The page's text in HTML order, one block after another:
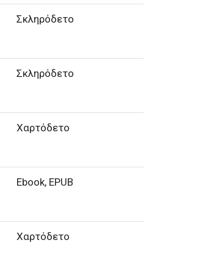
Σκληρόδετο
Σκληρόδετο
Χαρτόδετο
Ebook, EPUB
Χαρτόδετο